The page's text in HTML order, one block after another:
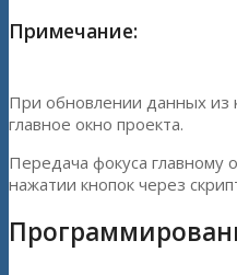
Примечание:
При обновлении данных из
главное окно проекта.
Передача фокуса главному
нажатии кнопок через